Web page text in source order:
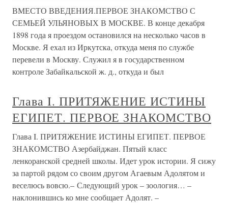
ВМЕСТО ВВЕДЕНИЯ.ПЕРВОЕ ЗНАКОМСТВО С
СЕМЬЕЙ УЛЬЯНОВЫХ В МОСКВЕ. В конце декабря
1898 года я проездом остановился на несколько часов в
Москве. Я ехал из Иркутска, от­куда меня по службе
перевели в Москву. Служил я в государственном
контроле Забайкальской ж. д., откуда и был
Глава I. ПРИТЯЖЕНИЕ ИСТИНЫ
ЕГИПЕТ. ПЕРВОЕ ЗНАКОМСТВО
Глава I. ПРИТЯЖЕНИЕ ИСТИНЫ ЕГИПЕТ. ПЕРВОЕ
ЗНАКОМСТВО Азербайджан. Пятый класс
ленкоранской средней школы. Идет урок истории. Я сижу
за партой рядом со своим другом Агаевым Адолятом и
веселюсь вовсю.– Следующий урок – зоология… –
наклонившись ко мне сообщает Адолят. –